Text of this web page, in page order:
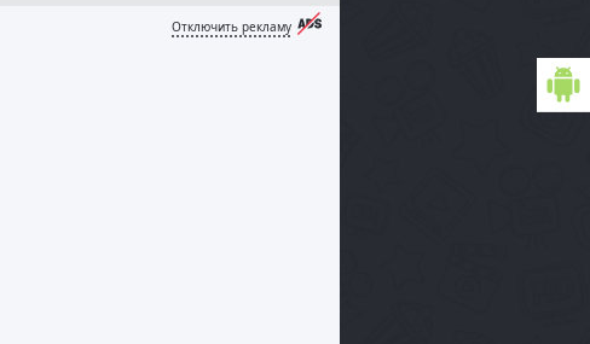
БОКОВАЯ ПАНЕЛЬ / ФИЛЬТРЫ
Отключить рекламу